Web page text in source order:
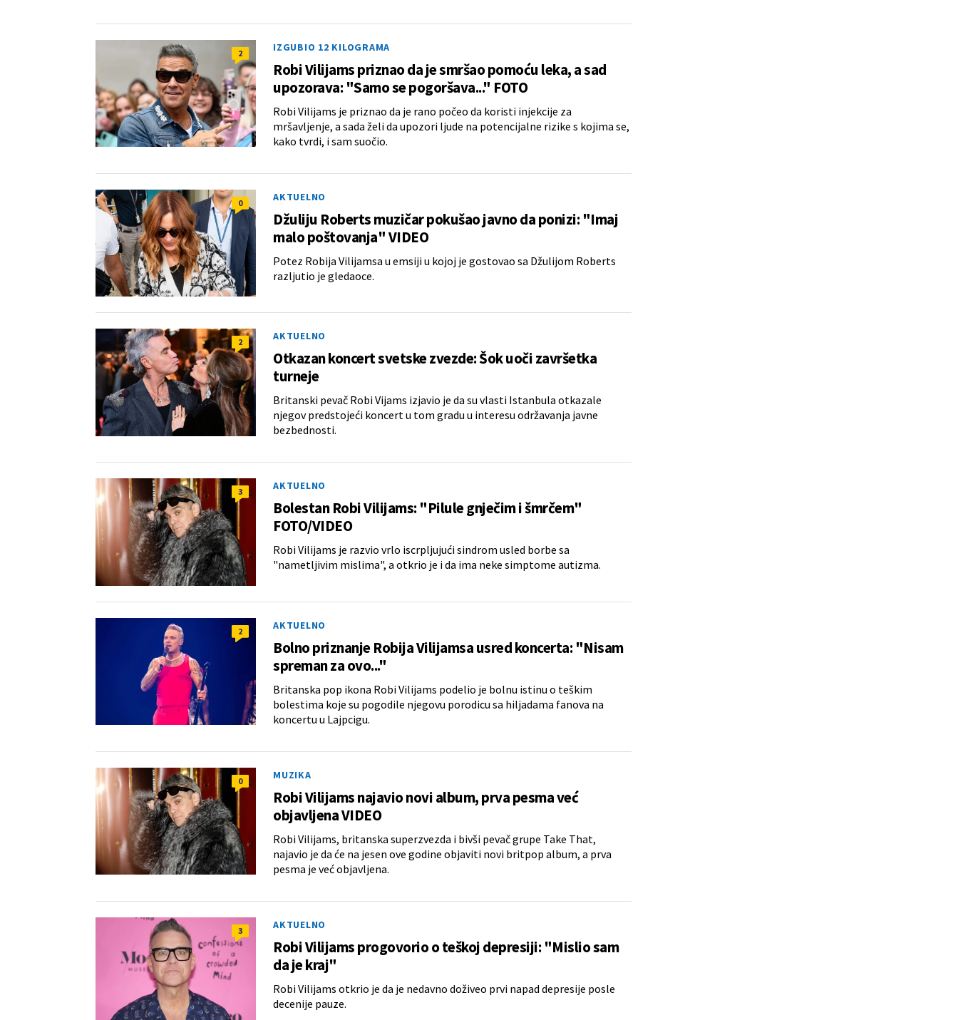
2 IZGUBIO 12 KILOGRAMA
Robi Vilijams priznao da je smršao pomoću leka, a sad
upozorava: "Samo se pogoršava..." FOTO
Robi Vilijams je priznao da je rano počeo da koristi injekcije za
mršavljenje, a sada želi da upozori ljude na potencijalne rizike s kojima se,
kako tvrdi, i sam suočio.
0 AKTUELNO
Džuliju Roberts muzičar pokušao javno da ponizi: "Imaj
malo poštovanja" VIDEO
Potez Robija Vilijamsa u emsiji u kojoj je gostovao sa Džulijom Roberts
razljutio je gledaoce.
2 AKTUELNO
Otkazan koncert svetske zvezde: Šok uoči završetka
turneje
Britanski pevač Robi Vijams izjavio je da su vlasti Istanbula otkazale
njegov predstojeći koncert u tom gradu u interesu održavanja javne
bezbednosti.
3 AKTUELNO
Bolestan Robi Vilijams: "Pilule gnječim i šmrčem"
FOTO/VIDEO
Robi Vilijams je razvio vrlo iscrpljujući sindrom usled borbe sa
"nametljivim mislima", a otkrio je i da ima neke simptome autizma.
2 AKTUELNO
Bolno priznanje Robija Vilijamsa usred koncerta: "Nisam
spreman za ovo..."
Britanska pop ikona Robi Vilijams podelio je bolnu istinu o teškim
bolestima koje su pogodile njegovu porodicu sa hiljadama fanova na
koncertu u Lajpcigu.
0 MUZIKA
Robi Vilijams najavio novi album, prva pesma već
objavljena VIDEO
Robi Vilijams, britanska superzvezda i bivši pevač grupe Take That,
najavio je da će na jesen ove godine objaviti novi britpop album, a prva
pesma je već objavljena.
3 AKTUELNO
Robi Vilijams progovorio o teškoj depresiji: "Mislio sam
da je kraj"
Robi Vilijams otkrio je da je nedavno doživeo prvi napad depresije posle
decenije pauze.